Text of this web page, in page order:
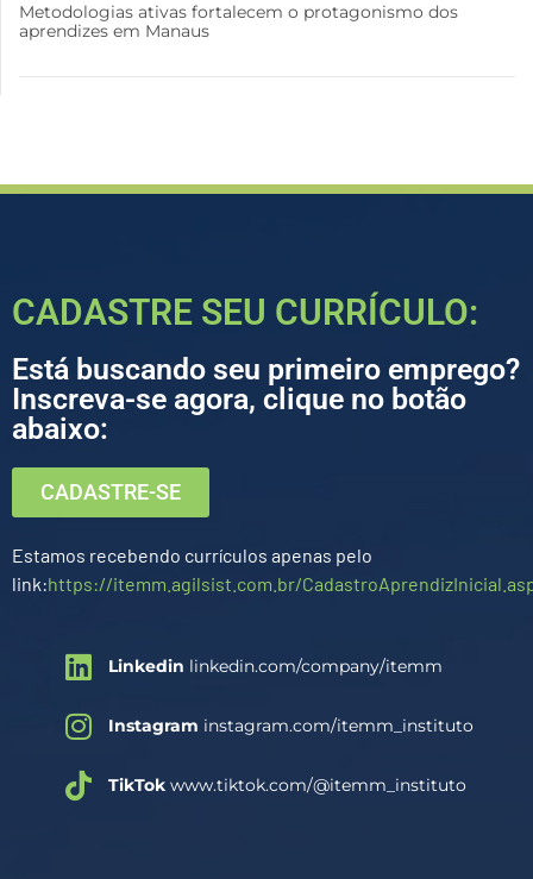
Metodologias ativas fortalecem o protagonismo dos
aprendizes em Manaus
CADASTRE SEU CURRÍCULO:
Está buscando seu primeiro emprego?
Inscreva-se agora, clique no botão
abaixo:
CADASTRE-SE
Estamos recebendo currículos apenas pelo
link:https://itemm.agilsist.com.br/
Linkedin linkedin.com/company/itemm
Instagram instagram.com/itemm_instituto
TikTokwww.tiktok.com/@itemm_instituto